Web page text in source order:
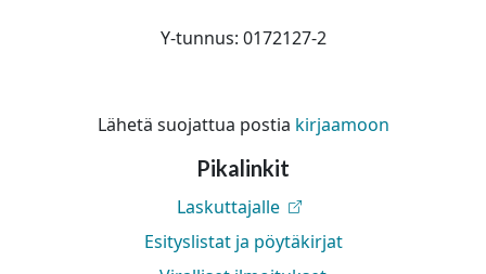
Y-tunnus: 0172127-2
Lähetä suojattua postia kirjaamoon
Pikalinkit
Laskuttajalle
Esityslistat ja pöytäkirjat